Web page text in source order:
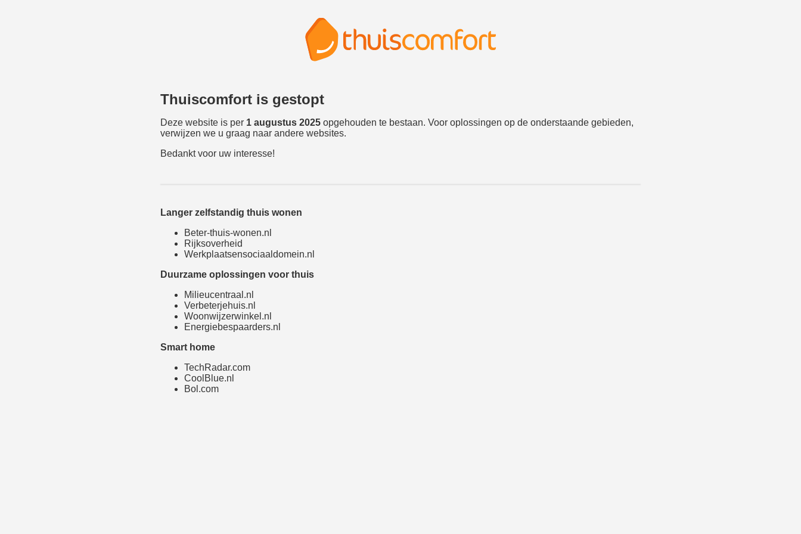
Thuiscomfort is gestopt
Deze website is per 1 augustus 2025opgehouden te bestaan. Voor oplossingen op de onderstaande gebieden,
verwijzen we u graag naar andere websites.
Bedankt voor uw interesse!
Langer zelfstandig thuis wonen
Beter-thuis-wonen.nl
Rijksoverheid
Werkplaatsensociaaldomein.nl
Duurzame oplossingen voor thuis
Milieucentraal.nl
Verbeterjehuis.nl
Woonwijzerwinkel.nl
Energiebespaarders.nl
Smart home
TechRadar.com
CoolBlue.nl
Bol.com